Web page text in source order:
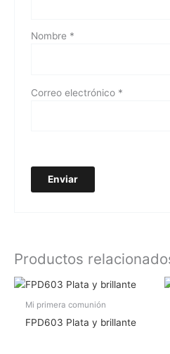
Nombre *
Correo electrónico *
Productos
Mi primera comunión
FPD603 Plata y brillante